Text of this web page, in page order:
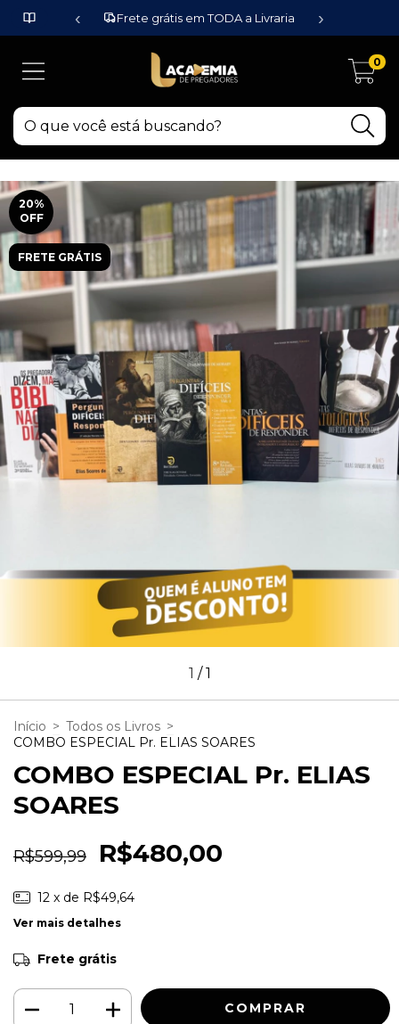
0
20%
OFF
FRETE GRÁTIS
1 /1
Início > Todos os Livros >
COMBO ESPECIAL Pr. ELIAS SOARES
COMBO ESPECIAL Pr. ELIAS
SOARES
R$599,99 R$480,00
12 x de R$49,64
Ver mais detalhes
Frete grátis
‹ Frete grátis em TODA a Livraria ›